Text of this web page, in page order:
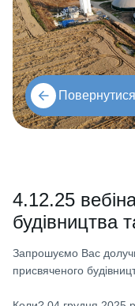
4.12.25
будівництва
Запрошуємо Вас
присвяченого